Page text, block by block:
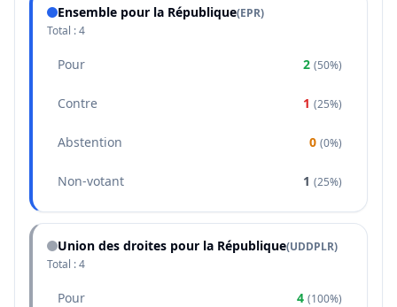
Ensemble pour la République(EPR)
Total :4
Pour 2 (50%)
Contre 1 (25%)
Abstention 0 (0%)
Non-votant 1 (25%)
Union des droites pour la République(UDDPLR)
Total :4
Pour 4 (100%)